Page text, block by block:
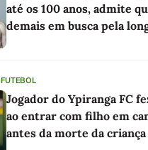
até os 100 anos, admite
demais em busca pela
FUTEBOL
Jogador do Ypiranga FC
ao entrar com filho em
antes da morte da criança